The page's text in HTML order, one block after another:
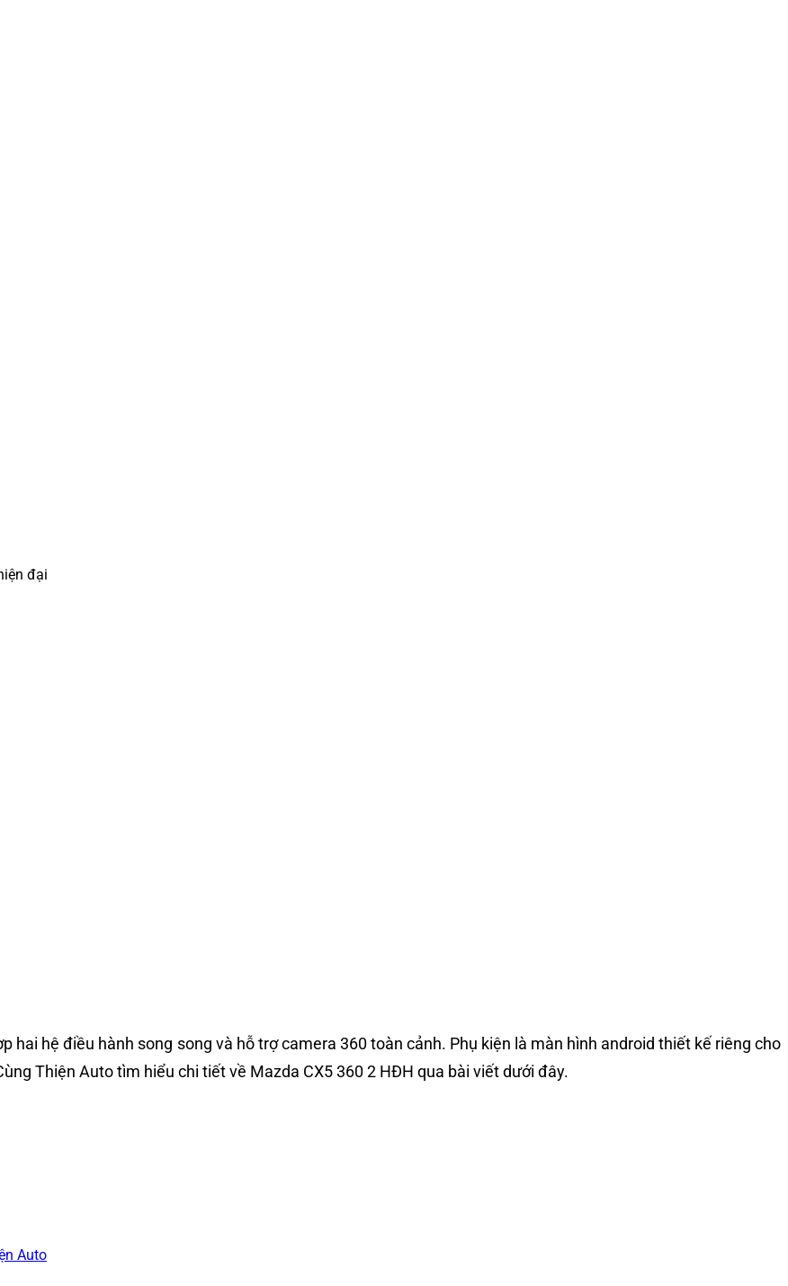
hai hệ điều hành song song và hỗ trợ camera 360 toàn cảnh. Phụ kiện là màn hình android thiết kế riêng cho
Thiện Auto tìm hiểu chi tiết về Mazda CX5 360 2 HĐH qua bài viết dưới đây.
Auto